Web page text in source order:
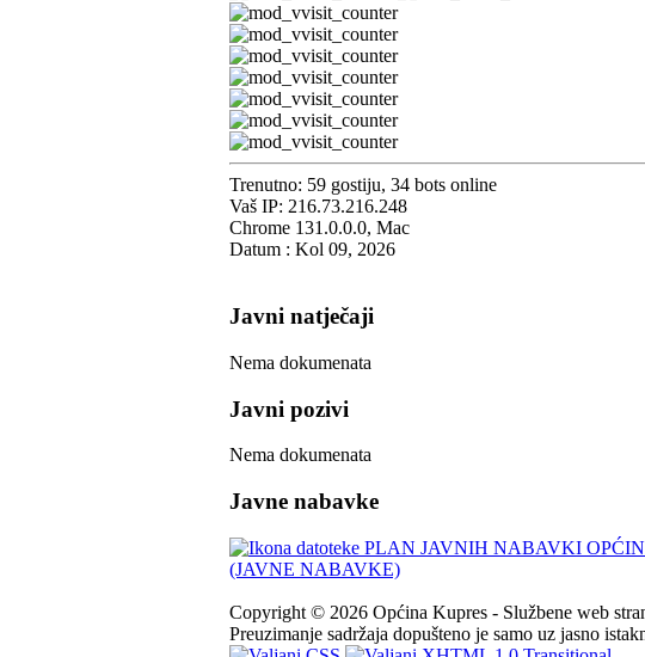
Trenutno: 59 gostiju, 34 bots online
Vaš IP: 216.73.216.248
Chrome 131.0.0.0, Mac
Datum : Kol 09, 2026
Javni natječaji
Nema dokumenata
Javni pozivi
Nema dokumenata
Javne nabavke
PLAN JAVNIH NABAVKI
(JAVNE NABAVKE)
Copyright © 2026 Općina Kupres - Službene web
Preuzimanje sadržaja dopušteno je samo uz jasno